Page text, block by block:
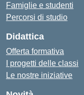
Famiglie e studenti
Percorsi di studio
Didattica
Offerta formativa
I progetti delle classi
Le nostre iniziative